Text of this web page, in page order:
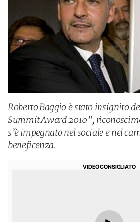
Roberto Baggio è stato insignito
Summit Award 2010”,
s’è impegnato nel sociale e nel
beneficenza.
VIDEO CONSIGLIATO